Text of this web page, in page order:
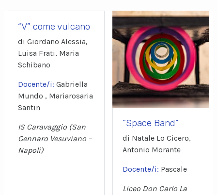
“V” come vulcano
di Giordano Alessia,
Luisa Frati, Maria
Schibano
Docente/i: Gabriella
Mundo , Mariarosaria
Santin
IS Caravaggio (San
Gennaro Vesuviano –
Napoli)
“Space Band”
di Natale Lo Cicero,
Antonio Morante
Docente/i: Pascale
Liceo Don Carlo La